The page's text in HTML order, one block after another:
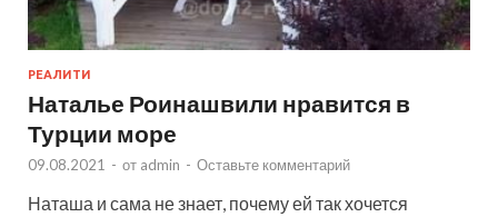
РЕАЛИТИ
Наталье Роинашвили нравится в
Турции море
09.08.2021 - от admin - Оставьте комментарий
Наташа и сама не знает, почему ей так хочется